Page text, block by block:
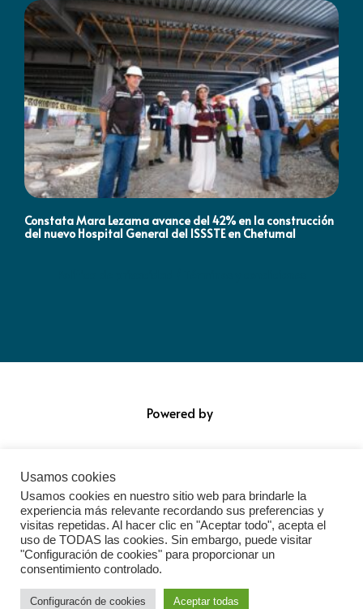
Constata Mara Lezama avance del 42% en la construcción
del nuevo Hospital General del ISSSTE en Chetumal
Powered by
Usamos cookies
Usamos cookies en nuestro sitio web para brindarle la
experiencia más relevante recordando sus preferencias y
visitas repetidas. Al hacer clic en "Aceptar todo", acepta el
uso de TODAS las cookies. Sin embargo, puede visitar
"Configuración de cookies" para proporcionar un
consentimiento controlado.
Configuracón de cookies Aceptar todas